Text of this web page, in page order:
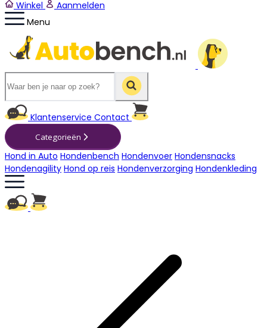
Winkel
Aanmelden
Menu
Klantenservice Contact
Categorieën
Hond in Auto Hondenbench Hondenvoer Hondensnacks
Hondenagility Hond op reis Hondenverzorging Hondenkleding